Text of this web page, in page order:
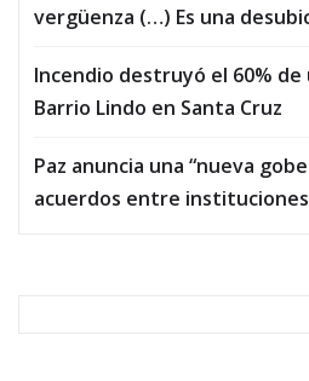
vergüenza (…) Es una
Incendio destruyó el 60%
Barrio Lindo en Santa Cruz
Paz anuncia una “nueva
acuerdos entre